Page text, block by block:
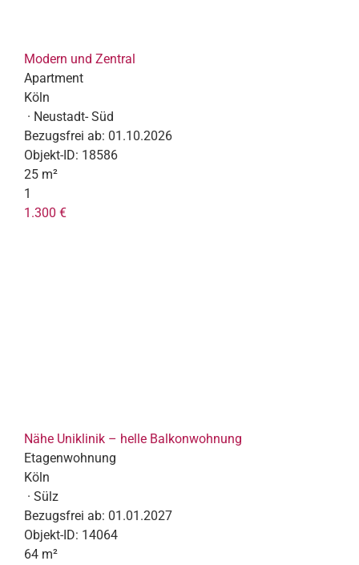
Modern und Zentral
Apartment
Köln
· Neustadt- Süd
Bezugsfrei ab: 01.10.2026
Objekt-ID: 18586
25 m²
1
1.300 €
Nähe Uniklinik – helle Balkonwohnung
Etagenwohnung
Köln
· Sülz
Bezugsfrei ab: 01.01.2027
Objekt-ID: 14064
64 m²